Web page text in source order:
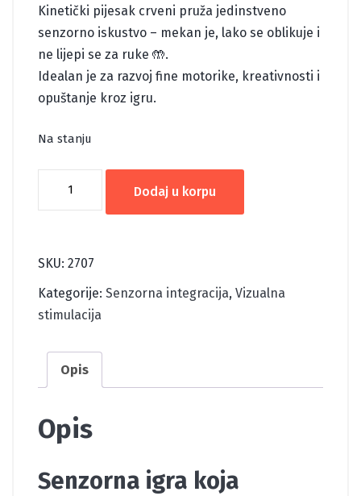
Kinetički pijesak crveni pruža jedinstveno
senzorno iskustvo – mekan je, lako se oblikuje i
ne lijepi se za ruke 🤲.
Idealan je za razvoj fine motorike, kreativnosti i
opuštanje kroz igru.
Na stanju
količina
Dodaj u korpu
SKU: 2707
Kategorije: Senzorna integracija, Vizualna
stimulacija
Opis
Opis
Senzorna igra koja